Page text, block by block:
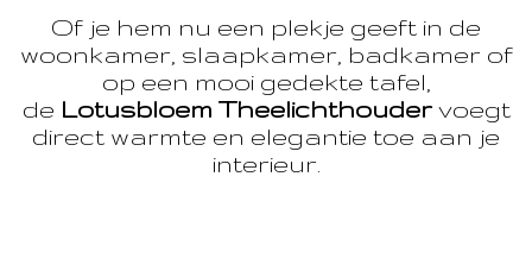
Of je hem nu een plekje geeft in de
woonkamer, slaapkamer, badkamer of
op een mooi gedekte tafel,
de Lotusbloem Theelichthoudervoegt
direct warmte en elegantie toe aan je
interieur.